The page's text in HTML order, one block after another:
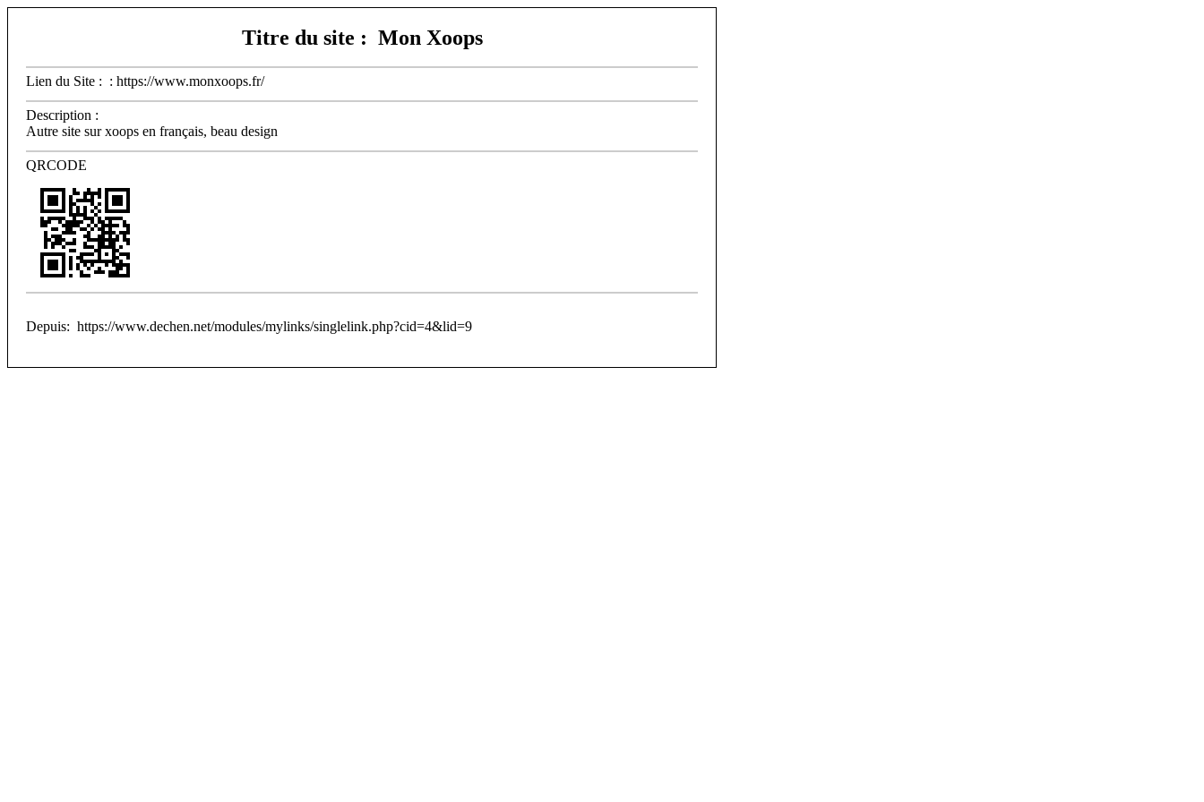
Titre du site : Mon Xoops
Lien du Site : : https://www.monxoops.fr/
Description :
Autre site sur xoops en français, beau design
QRCODE
Depuis: https://www.dechen.net/modules/mylinks/singlelink.php?cid=4&lid=9